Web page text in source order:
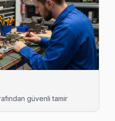
→
bölgesi dahil tüm hizmet
→
güvenli tamir